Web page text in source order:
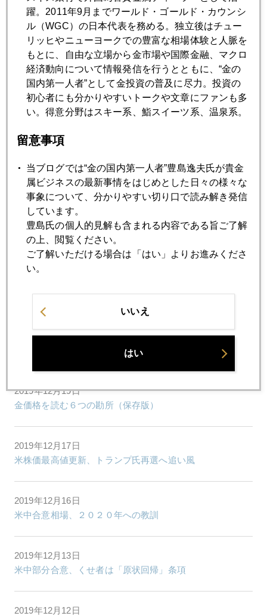
7月 8月 9月 10月 11月 12月
2019年12月27日
クリスマス明け、おっかなびっくり株も金も続騰
2019年12月26日
2019年12月25日
ＮＹ金、１５００ドル回復
2019年12月24日
米株最高値、金も急騰のＸマス
金を巡る各国の思惑
2019年12月20日
2019年12月19日
金価格を読む６つの勘所（保存版）
2019年12月17日
米株価最高値更新、トランプ氏再選へ追い風
2019年12月16日
米中合意相場、２０２０年への教訓
2019年12月13日
米中部分合意、くせ者は「原状回帰」条項
2019年12月12日
躍。2011年9月までワールド・ゴールド・カウンシ
ル（WGC）の日本代表を務める。独立後はチュー
リッヒやニューヨークでの豊富な相場体験と人脈を
もとに、自由な立場から金市場や国際金融、マクロ
経済動向について情報発信を行うとともに、“金の
国内第一人者”として金投資の普及に尽力。投資の
初心者にも分かりやすいトークや文章にファンも多
い。得意分野はスキー系、鮨スイーツ系、温泉系。
留意事項
当ブログでは“金の国内第一人者”豊島逸夫氏が貴金
属ビジネスの最新事情をはじめとした日々の様々な
事象について、分かりやすい切り口で読み解き発信
しています。
豊島氏の個人的見解も含まれる内容である旨ご了解
の上、閲覧ください。
ご了解いただける場合は「はい」よりお進みくださ
い。
いいえ
はい